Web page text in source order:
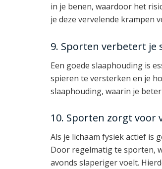
in je benen, waardoor het
je deze vervelende krampen
9. Sporten verbetert je
Een goede slaaphouding is
spieren te versterken en je
slaaphouding, waarin je
10. Sporten zorgt voor
Als je lichaam fysiek actief is
Door regelmatig te sporten,
avonds slaperiger voelt.